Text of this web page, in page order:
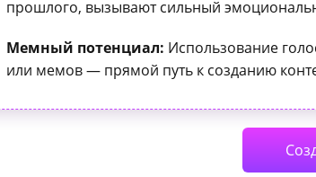
прошлого, вызывают сильный
Мемный потенциал: Использование
или мемов — прямой путь к созданию